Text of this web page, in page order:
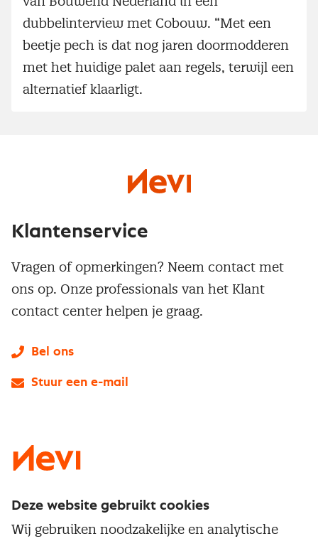
dubbelinterview met Cobouw. “Met een
beetje pech is dat nog jaren doormodderen
met het huidige palet aan regels, terwijl een
alternatief klaarligt.
Klantenservice
Vragen of opmerkingen? Neem contact met
ons op. Onze professionals van het Klant
contact center helpen je graag.
Bel ons
Stuur een e-mail
Deze website gebruikt cookies
Wij gebruiken noodzakelijke en analytische